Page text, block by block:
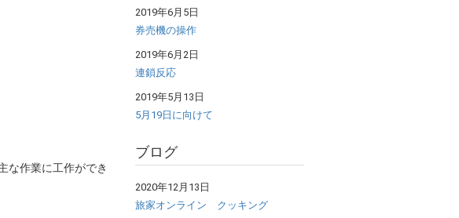
な作業に工作ができ
2019年6月5日
券売機の操作
2019年6月2日
連鎖反応
2019年5月13日
5月19日に向けて
ブログ
2020年12月13日
旅家オンライン クッキング